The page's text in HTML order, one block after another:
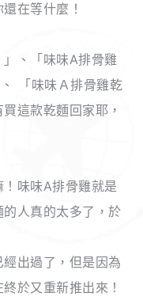
在等什麼！
、「味味A排骨雞
「味味Ａ排骨雞乾
這款乾麵回家耶，
味味A排骨雞就是
人真的太多了，於
出過了，但是因為
於又重新推出來！